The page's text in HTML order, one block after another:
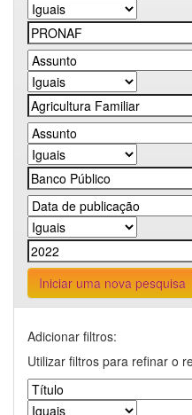
Iniciar uma nova pesquisa
Adicionar filtros:
Utilizar filtros para refinar o